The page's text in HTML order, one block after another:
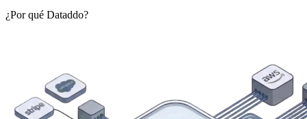
¿Por qué Dataddo?